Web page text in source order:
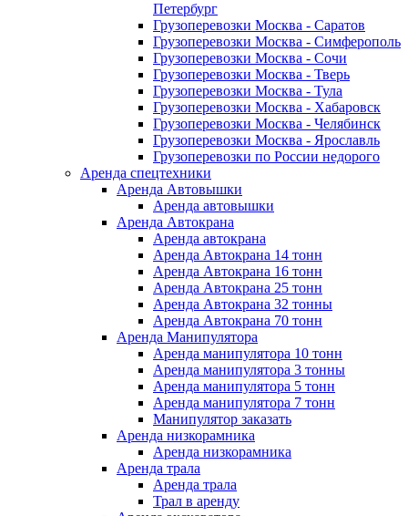
Петербург
Грузоперевозки Москва - Саратов
Грузоперевозки Москва - Симферополь
Грузоперевозки Москва - Сочи
Грузоперевозки Москва - Тверь
Грузоперевозки Москва - Тула
Грузоперевозки Москва - Хабаровск
Грузоперевозки Москва - Челябинск
Грузоперевозки Москва - Ярославль
Грузоперевозки по России недорого
Аренда спецтехники
Аренда Автовышки
Аренда автовышки
Аренда Автокрана
Аренда автокрана
Аренда Автокрана 14 тонн
Аренда Автокрана 16 тонн
Аренда Автокрана 25 тонн
Аренда Автокрана 32 тонны
Аренда Автокрана 70 тонн
Аренда Манипулятора
Аренда манипулятора 10 тонн
Аренда манипулятора 3 тонны
Аренда манипулятора 5 тонн
Аренда манипулятора 7 тонн
Манипулятор заказать
Аренда низкорамника
Аренда низкорамника
Аренда трала
Аренда трала
Трал в аренду